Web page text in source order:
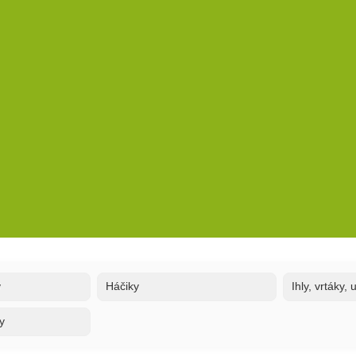
Háčiky Ihly, vrtáky,